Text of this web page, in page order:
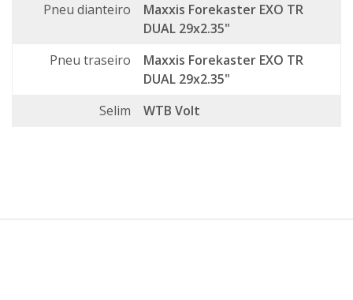
Pneu dianteiro
Maxxis Forekaster EXO TR
DUAL 29x2.35"
Pneu traseiro
Maxxis Forekaster EXO TR
DUAL 29x2.35"
Selim
WTB Volt